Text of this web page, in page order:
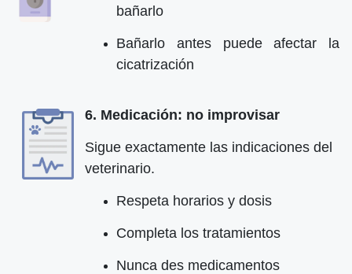
bañarlo
Bañarlo antes puede afectar la
cicatrización
6. Medicación: no improvisar
Sigue exactamente las indicaciones del
veterinario.
Respeta horarios y dosis
Completa los tratamientos
Nunca des medicamentos